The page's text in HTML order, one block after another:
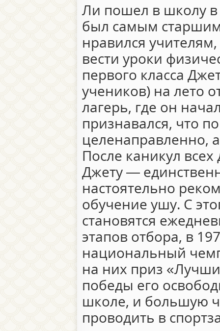
Ли пошел в школу в
был самым
нравился
вести уроки
первого класса
учеников) на лето
лагерь, где он
признавался, что
целенаправленно,
После каникул всех
Джету —
настоятельно
обучение ушу. С
становятся
этапов отбора, в
национальный
на них приз
победы его
школе, и большую
проводить в